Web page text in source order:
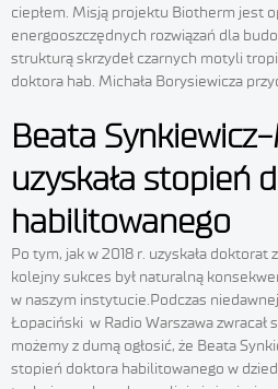
ciepłem. Misją projektu Biotherm jest
energooszczędnych rozwiązań dla
strukturą skrzydeł czarnych motyli
doktora hab. Michała Borysiewicza
Beata
uzyskała stopień
habilitowanego
Po tym, jak w 2018 r. uzyskała doktorat
kolejny sukces był naturalną
w naszym instytucie.Podczas
Łopaciński w Radio Warszawa zwracał
możemy z dumą ogłosić, że Beata
stopień doktora habilitowanego w